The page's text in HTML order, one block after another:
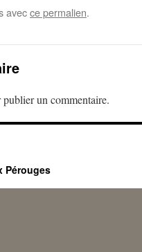
avecce permalien.
un commentaire.
Pérouges